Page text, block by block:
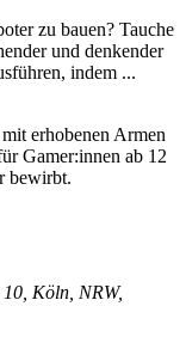
zu bauen? Tauche
und denkender
indem ...
10, Köln, NRW,